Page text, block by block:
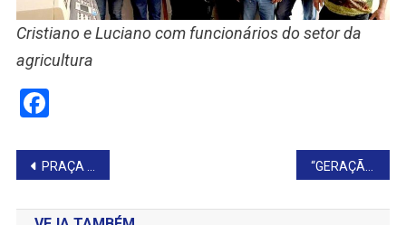
Cristiano e Luciano com funcionários do setor da
agricultura
Facebook
Navegação
de
PRAÇA SÃO BENTO GANHA NOVA VIDA COM OBRAS DE REVITALIZAÇÃO